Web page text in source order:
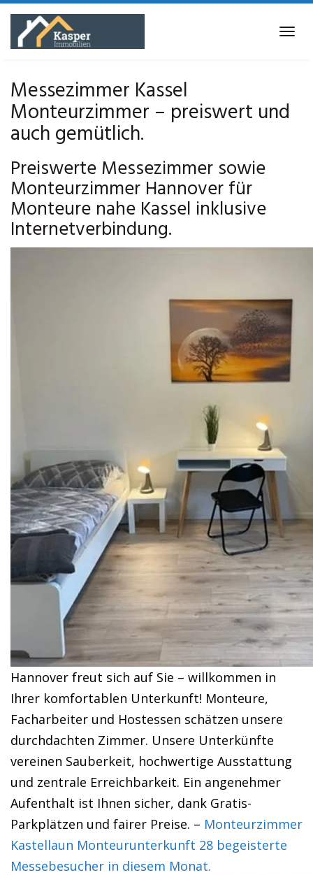
Skip
main
Messezimmer Kassel
Monteurzimmer – preiswert und
auch gemütlich.
Preiswerte Messezimmer sowie
Monteurzimmer Hannover für
Monteure nahe Kassel inklusive
Internetverbindung.
Hannover freut sich auf Sie – willkommen in
Ihrer komfortablen Unterkunft! Monteure,
Facharbeiter und Hostessen schätzen unsere
durchdachten Zimmer. Unsere Unterkünfte
vereinen Sauberkeit, hochwertige Ausstattung
und zentrale Erreichbarkeit. Ein angenehmer
Aufenthalt ist Ihnen sicher, dank Gratis-
Parkplätzen und fairer Preise. – Monteurzimmer
Kastellaun Monteurunterkunft 28 begeisterte
Messebesucher in diesem Monat.